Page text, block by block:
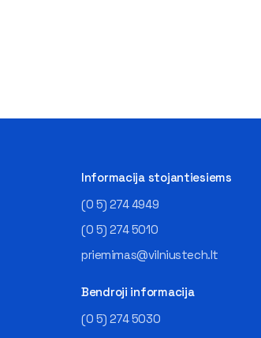
Informacija stojantiesiems
(0 5) 274 4949
(0 5) 274 5010
priemimas@vilniustech.lt
Bendroji informacija
(0 5) 274 5030